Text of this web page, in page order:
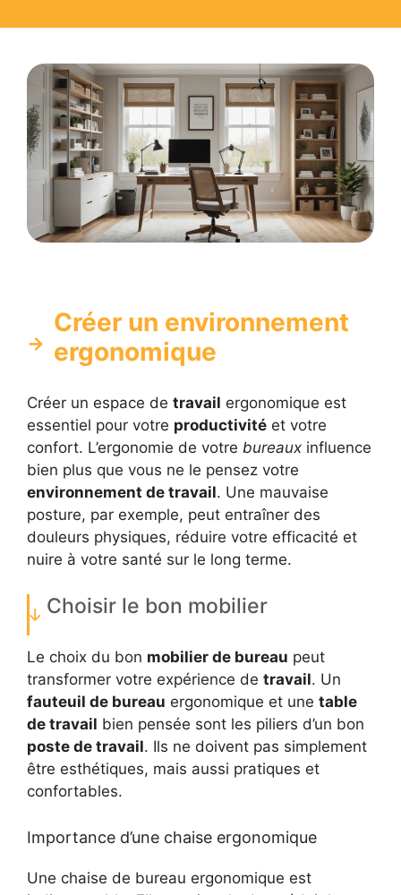
Créer un environnement
ergonomique
Créer un espace de travail ergonomique est
essentiel pour votre productivité et votre
confort. L’ergonomie de votre bureaux influence
bien plus que vous ne le pensez votre
environnement de travail. Une mauvaise
posture, par exemple, peut entraîner des
douleurs physiques, réduire votre efficacité et
nuire à votre santé sur le long terme.
Choisir le bon mobilier
Le choix du bon mobilier de bureau peut
transformer votre expérience de travail. Un
fauteuil de bureau ergonomique et une table
de travail bien pensée sont les piliers d’un bon
poste de travail. Ils ne doivent pas simplement
être esthétiques, mais aussi pratiques et
confortables.
Importance d’une chaise ergonomique
Une chaise de bureau ergonomique est